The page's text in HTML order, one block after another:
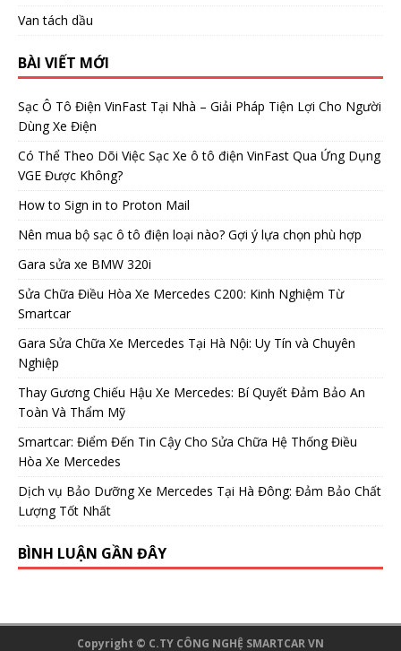
Van tách dầu
BÀI VIẾT MỚI
Sạc Ô Tô Điện VinFast Tại Nhà – Giải Pháp Tiện Lợi Cho Người
Dùng Xe Điện
Có Thể Theo Dõi Việc Sạc Xe ô tô điện VinFast Qua Ứng Dụng
VGE Được Không?
How to Sign in to Proton Mail
Nên mua bộ sạc ô tô điện loại nào? Gợi ý lựa chọn phù hợp
Gara sửa xe BMW 320i
Sửa Chữa Điều Hòa Xe Mercedes C200: Kinh Nghiệm Từ
Smartcar
Gara Sửa Chữa Xe Mercedes Tại Hà Nội: Uy Tín và Chuyên
Nghiệp
Thay Gương Chiếu Hậu Xe Mercedes: Bí Quyết Đảm Bảo An
Toàn Và Thẩm Mỹ
Smartcar: Điểm Đến Tin Cậy Cho Sửa Chữa Hệ Thống Điều
Hòa Xe Mercedes
Dịch vụ Bảo Dưỡng Xe Mercedes Tại Hà Đông: Đảm Bảo Chất
Lượng Tốt Nhất
BÌNH LUẬN GẦN ĐÂY
Copyright © C.TY CÔNG NGHỆ SMARTCAR VN